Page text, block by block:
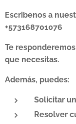
Escribenos a
+573168701076
Te
que necesitas.
Además, puedes:
Solicitar
Resolver